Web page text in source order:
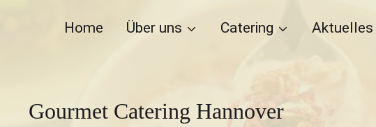
Home Über uns Catering Aktuelles
Gourmet Catering Hannover